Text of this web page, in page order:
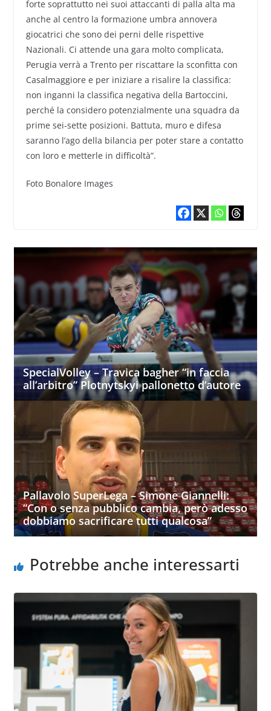
forte soprattutto nei suoi attaccanti di palla alta ma
anche al centro la formazione umbra annovera
giocatrici che sono dei perni delle rispettive
Nazionali. Ci attende una gara molto complicata,
Perugia verrà a Trento per riscattare la sconfitta con
Casalmaggiore e per iniziare a risalire la classifica:
non inganni la classifica negativa della Bartoccini,
perché la considero potenzialmente una squadra da
prime sei-sette posizioni. Battuta, muro e difesa
saranno l’ago della bilancia per poter stare a contatto
con loro e metterle in difficoltà”.
Foto Bonalore Images
SpecialVolley – Travica bagher “in faccia
all’arbitro” Plotnytskyi pallonetto d’autore
Pallavolo SuperLega – Simone Giannelli:
“Con o senza pubblico cambia, però adesso
dobbiamo sacrificare tutti qualcosa”
Potrebbe anche interessarti